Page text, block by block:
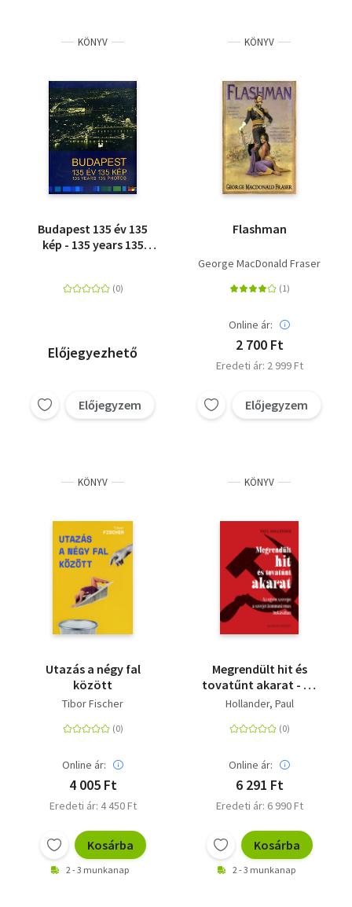
KÖNYV
Budapest 135 év 135
kép - 135 years 135
Előjegyezhető
Előjegyzem
KÖNYV
Flashman
George MacDonald Fraser
Online ár:
2 700 Ft
Eredeti ár: 2 999 Ft
Előjegyzem
KÖNYV
Utazás a négy fal
között
Tibor Fischer
Online ár:
4 005 Ft
Eredeti ár: 4 450 Ft
Kosárba
2 - 3 munkanap
KÖNYV
Megrendült hit és
tovatűnt akarat - Az
egyén szerepe a
kommunizmus bukásában
Hollander, Paul
Online ár:
6 291 Ft
Eredeti ár: 6 990 Ft
Kosárba
2 - 3 munkanap